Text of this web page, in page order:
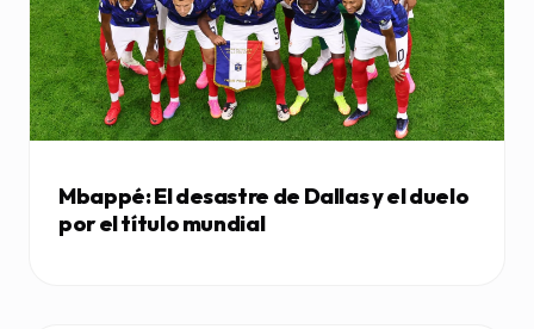
Mbappé: El desastre de Dallas y el duelo
por el título mundial